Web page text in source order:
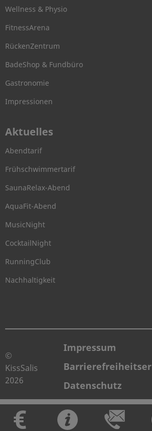
Wellness & Physio
FitnessArena
RückenZentrum
BadeShop & Fundbüro
Gastronomie
Impressionen
Aktuelles
Abendtarif
Frühschwimmertarif
SaunaRelax-Abend
AquaFit-Abend
MusicNight
CocktailNight
RunningClub
Nachhaltigkeit
©
KissSalis
2026
Impressum
Datenschutz